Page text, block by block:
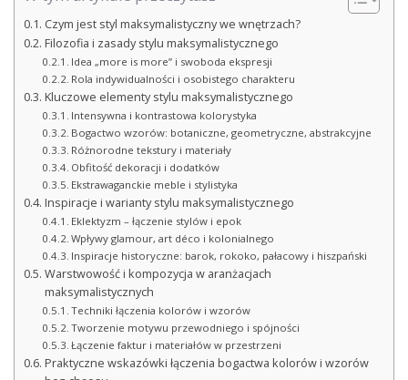
Czym jest styl maksymalistyczny we wnętrzach?
Filozofia i zasady stylu maksymalistycznego
Idea „more is more” i swoboda ekspresji
Rola indywidualności i osobistego charakteru
Kluczowe elementy stylu maksymalistycznego
Intensywna i kontrastowa kolorystyka
Bogactwo wzorów: botaniczne, geometryczne, abstrakcyjne
Różnorodne tekstury i materiały
Obfitość dekoracji i dodatków
Ekstrawaganckie meble i stylistyka
Inspiracje i warianty stylu maksymalistycznego
Eklektyzm – łączenie stylów i epok
Wpływy glamour, art déco i kolonialnego
Inspiracje historyczne: barok, rokoko, pałacowy i hiszpański
Warstwowość i kompozycja w aranżacjach
maksymalistycznych
Techniki łączenia kolorów i wzorów
Tworzenie motywu przewodniego i spójności
Łączenie faktur i materiałów w przestrzeni
Praktyczne wskazówki łączenia bogactwa kolorów i wzorów